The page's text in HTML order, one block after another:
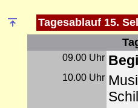
Tagesablauf 15.
09.00 Uhr
10.00 Uhr